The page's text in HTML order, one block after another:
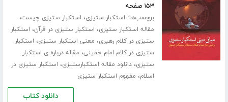
۱۵۳ صفحه
برچسب‌ها: استکبار ستیزی، استکبار ستیزی چیست،
مقاله استکبار ستیزی، استکبار ستیزی در قرآن، استکبار
ستیزی در کلام رهبری، معنی استکبار ستیزی، استکبار
ستیزی در کلام امام خمینی، مقاله درباره ی استکبار
ستیزی،دانلود مقاله استکبارستیزی، استکبار ستیزی در
اسلام، مفهوم استکبار ستیزی
دانلود کتاب